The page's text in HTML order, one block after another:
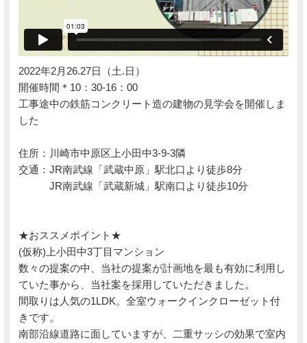
2022年2月26.27日（土.日）
開催時間＊10：30-16：00
工事途中の鉄筋コンクリート造の建物の見学会を開催しま
した
住所：川崎市中原区上小田中3-9-3隣
交通：JR南武線「武蔵中原」駅北口より徒歩8分
JR南武線「武蔵新城」駅南口より徒歩10分
★おススメポイント★
(仮称)上小田中3丁目マンション
数々の提案の中、当社の提案が計画地を最も有効に利用し
ていた事から、当社案を採用していただきました。
間取りは人気の1LDK。全室ウォークインクローゼット付
きです。
南部沿線道路に面していますが、二重サッシの効果で室内